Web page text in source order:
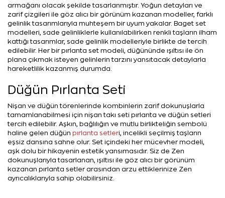
armağanı olacak şekilde tasarlanmıştır. Yoğun detayları ve
zarif çizgileri ile göz alıcı bir görünüm kazanan modeller, farklı
gelinlik tasarımlarıyla muhteşem bir uyum yakalar. Baget set
modelleri, sade gelinliklerle kullanılabilirken renkli taşların ilham
kattığı tasarımlar, sade gelinlik modelleriyle birlikte de tercih
edilebilir. Her bir pırlanta set modeli, düğününde ışıltısı ile ön
plana çıkmak isteyen gelinlerin tarzını yansıtacak detaylarla
hareketlilik kazanmış durumda.
Düğün Pırlanta Seti
Nişan ve düğün törenlerinde kombinlerin zarif dokunuşlarla
tamamlanabilmesi için nişan takı seti pırlanta ve düğün setleri
tercih edilebilir. Aşkın, bağlılığın ve mutlu birlikteliğin sembolü
haline gelen düğün pırlanta setleri, incelikli seçilmiş taşların
eşsiz dansına sahne olur. Set içindeki her mücevher modeli,
aşk dolu bir hikayenin estetik yansımasıdır. Siz de Zen
dokunuşlarıyla tasarlanan, ışıltısı ile göz alıcı bir görünüm
kazanan pırlanta setler arasından arzu ettiklerinize Zen
ayrıcalıklarıyla sahip olabilirsiniz.